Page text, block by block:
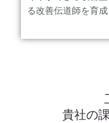
る改善伝道師を育成
貴社の